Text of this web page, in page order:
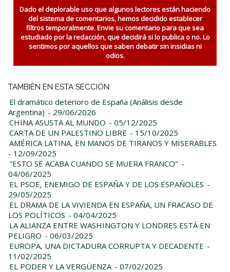
Dado el deplorable uso que algunos lectores están haciendo
del sistema de comentarios, hemos decidido establecer
filtros temporalmente. Envie su comentario para que sea
estudiado por la redacción, que decidirá si lo publica o no. Lo
sentimos por aquellos que saben debatir sin insidias ni
odios.
TAMBIÉN EN ESTA SECCIÓN:
El dramático deterioro de España (Análisis desde
Argentina) - 29/06/2026
CHINA ASUSTA AL MUNDO - 05/12/2025
CARTA DE UN PALESTINO LIBRE - 15/10/2025
AMÉRICA LATINA, EN MANOS DE TIRANOS Y MISERABLES
- 12/09/2025
"ESTO SE ACABA CUANDO SE MUERA FRANCO" -
04/06/2025
EL PSOE, ENEMIGO DE ESPAÑA Y DE LOS ESPAÑOLES -
29/05/2025
EL DRAMA DE LA VIVIENDA EN ESPAÑA, UN FRACASO DE
LOS POLÍTICOS - 04/04/2025
LA ALIANZA ENTRE WASHINGTON Y LONDRES ESTÁ EN
PELIGRO - 06/03/2025
EUROPA, UNA DICTADURA CORRUPTA Y DECADENTE -
11/02/2025
EL PODER Y LA VERGÜENZA - 07/02/2025